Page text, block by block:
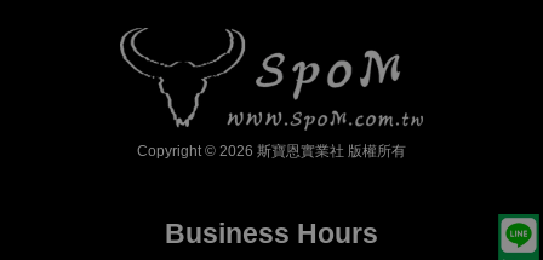
Copyright © 2026 斯寶恩實業社 版權所有
Business Hours